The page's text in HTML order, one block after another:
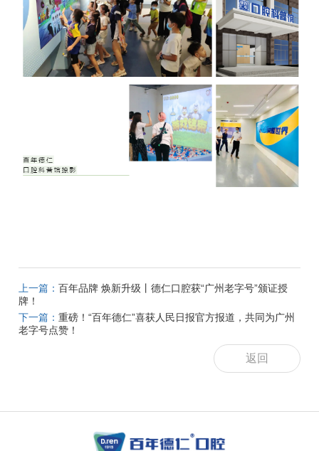
上一篇：百年品牌 焕新升级丨德仁口腔获“广州老字号”颁证授
牌！
下一篇：重磅！“百年德仁”喜获人民日报官方报道，共同为广州
老字号点赞！
返回